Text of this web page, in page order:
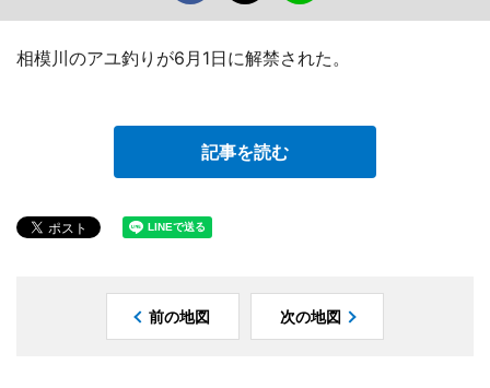
相模川のアユ釣りが6月1日に解禁された。
記事を読む
前の地図 次の地図